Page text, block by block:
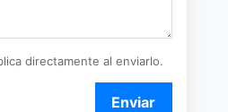
directamente al enviarlo.
Enviar